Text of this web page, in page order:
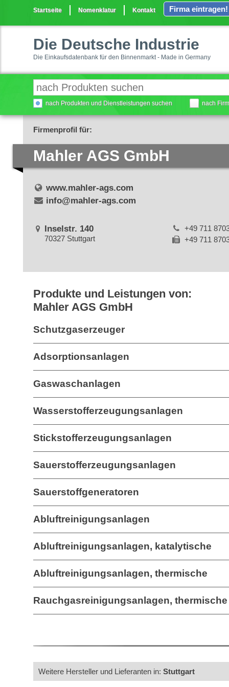
Startseite Nomenklatur Kontakt Firma eintragen!
Die Deutsche Industrie
Die Einkaufsdatenbank für den Binnenmarkt - Made in Germany
nach Produkten und Dienstleistungen suchen nach
Firmenprofil für:
Mahler AGS GmbH
www.mahler-ags.com
info@mahler-ags.com
Inselstr. 140
70327 Stuttgart
+49 711
+49 711
Produkte und Leistungen von:
Mahler AGS GmbH
Schutzgaserzeuger
Adsorptionsanlagen
Gaswaschanlagen
Wasserstofferzeugungsanlagen
Stickstofferzeugungsanlagen
Sauerstofferzeugungsanlagen
Sauerstoffgeneratoren
Abluftreinigungsanlagen
Abluftreinigungsanlagen, katalytische
Abluftreinigungsanlagen, thermische
Rauchgasreinigungsanlagen, thermische
Weitere Hersteller und Lieferanten in: Stuttgart